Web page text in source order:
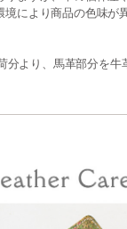
境により商品の色味が
分より、馬革部分を牛